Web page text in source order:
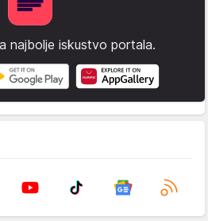
najbolje iskustvo portala.